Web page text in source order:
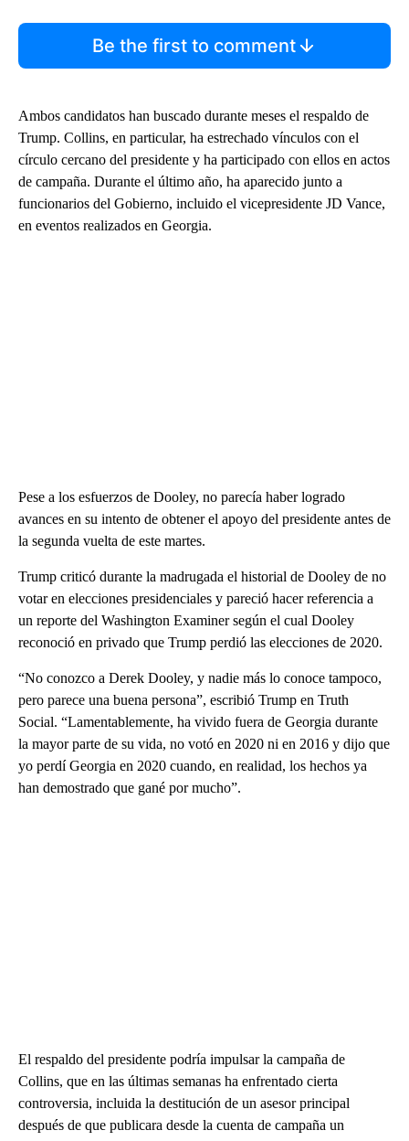
Be the first to comment
Ambos candidatos han buscado durante meses el respaldo de
Trump. Collins, en particular, ha estrechado vínculos con el
círculo cercano del presidente y ha participado con ellos en actos
de campaña. Durante el último año, ha aparecido junto a
funcionarios del Gobierno, incluido el vicepresidente JD Vance,
en eventos realizados en Georgia.
Pese a los esfuerzos de Dooley, no parecía haber logrado
avances en su intento de obtener el apoyo del presidente antes de
la segunda vuelta de este martes.
Trump criticó durante la madrugada el historial de Dooley de no
votar en elecciones presidenciales y pareció hacer referencia a
un reporte del Washington Examiner según el cual Dooley
reconoció en privado que Trump perdió las elecciones de 2020.
“No conozco a Derek Dooley, y nadie más lo conoce tampoco,
pero parece una buena persona”, escribió Trump en Truth
Social. “Lamentablemente, ha vivido fuera de Georgia durante
la mayor parte de su vida, no votó en 2020 ni en 2016 y dijo que
yo perdí Georgia en 2020 cuando, en realidad, los hechos ya
han demostrado que gané por mucho”.
El respaldo del presidente podría impulsar la campaña de
Collins, que en las últimas semanas ha enfrentado cierta
controversia, incluida la destitución de un asesor principal
después de que publicara desde la cuenta de campaña un